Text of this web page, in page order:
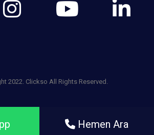
Hemen Ara
2022. Clickso All Rights Reserved.